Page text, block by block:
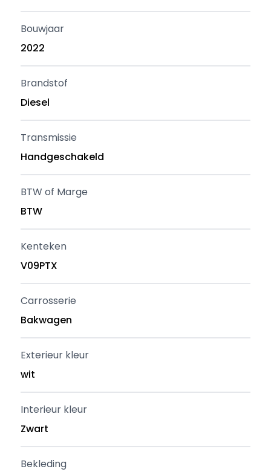
Bouwjaar
2022
Brandstof
Diesel
Transmissie
Handgeschakeld
BTW of Marge
BTW
Kenteken
V09PTX
Carrosserie
Bakwagen
Exterieur kleur
wit
Interieur kleur
Zwart
Bekleding